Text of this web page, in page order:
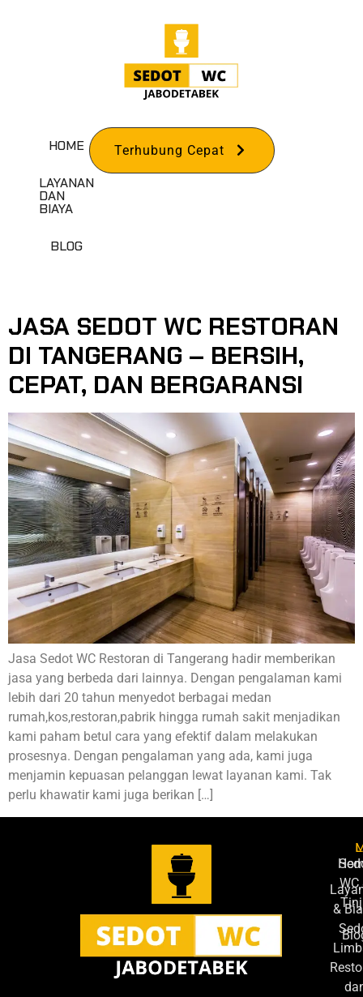
HOME
LAYANAN
DAN
BIAYA
BLOG
Terhubung Cepat
TAG:
JASA SEDOT WC RESTORAN
DI TANGERANG – BERSIH,
CEPAT, DAN BERGARANSI
Jasa Sedot WC Restoran di Tangerang hadir memberikan
jasa yang berbeda dari lainnya. Dengan pengalaman kami
lebih dari 20 tahun menyedot berbagai medan
rumah,kos,restoran,pabrik hingga rumah sakit menjadikan
kami paham betul cara yang efektif dalam melakukan
prosesnya. Dengan pengalaman yang ada, kami juga
menjamin kepuasan pelanggan lewat layanan kami. Tak
perlu khawatir kami juga berikan […]
&
WC